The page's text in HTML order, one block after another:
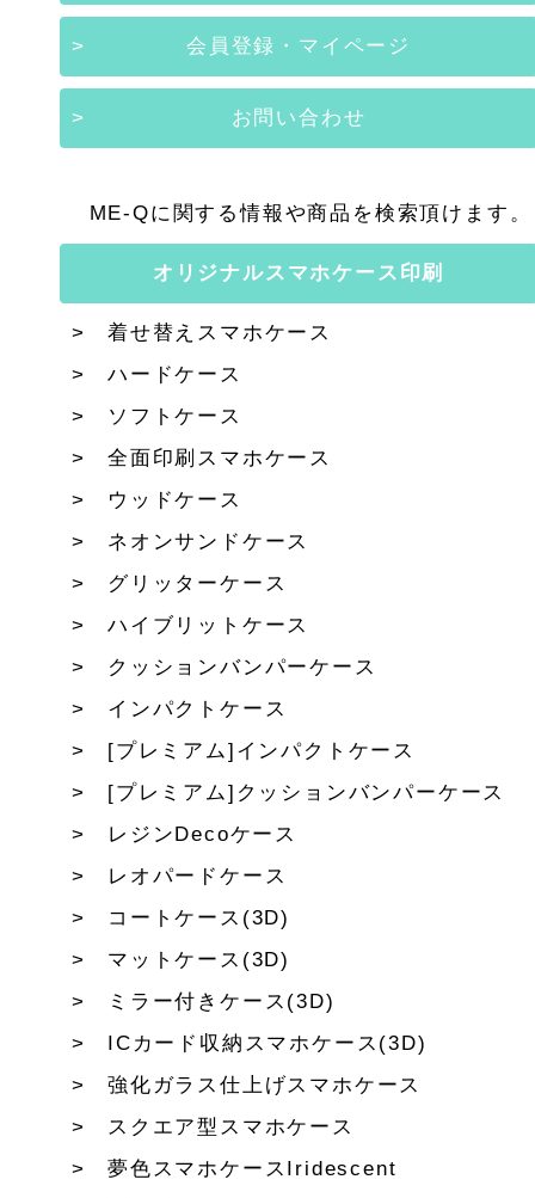
会員登録・マイページ
お問い合わせ
ME-Qに関する情報や商品を検索頂けます。
オリジナルスマホケース印刷
着せ替えスマホケース
ハードケース
ソフトケース
全面印刷スマホケース
ウッドケース
ネオンサンドケース
グリッターケース
ハイブリットケース
クッションバンパーケース
インパクトケース
[プレミアム]インパクトケース
[プレミアム]クッションバンパーケース
レジンDecoケース
レオパードケース
コートケース(3D)
マットケース(3D)
ミラー付きケース(3D)
ICカード収納スマホケース(3D)
強化ガラス仕上げスマホケース
スクエア型スマホケース
夢色スマホケースIridescent